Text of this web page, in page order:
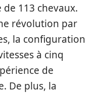
de 113 chevaux.
révolution par
la configuration
à cinq
de
De plus, la